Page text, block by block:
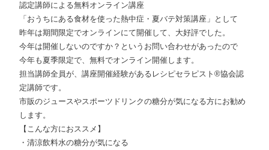
認定講師による無料オンライン講座
「おうちにある食材を使った熱中症・夏バテ対策講座」として
昨年は期間限定でオンラインにて開催して、大好評でした。
今年は開催しないのですか？というお問い合わせがあったので
今年も夏季限定で、無料でオンライン開催します。
担当講師全員が、講座開催経験があるレシピセラピスト®協会認
定講師です。
市販のジュースやスポーツドリンクの糖分が気になる方にお勧め
します。
【こんな方におススメ】
・清涼飲料水の糖分が気になる